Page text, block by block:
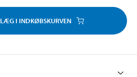
LÆG I INDKØBSKURVEN